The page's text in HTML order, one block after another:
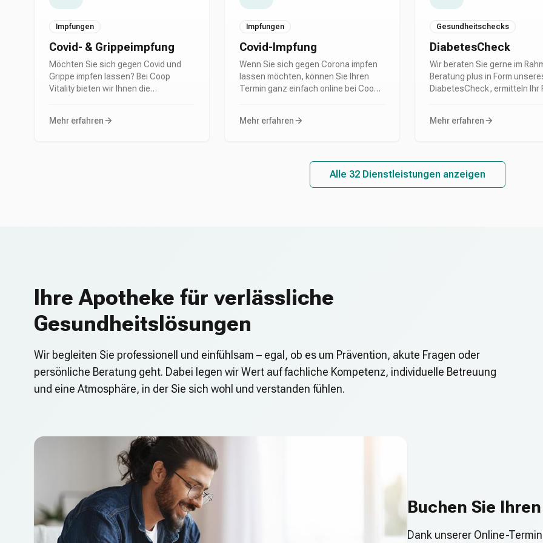
machen den Alltag zur Qual?
Impfungen
Covid- & Grippeimpfung
Möchten Sie sich gegen Covid und
Grippe impfen lassen? Bei Coop
Vitality bieten wir Ihnen die
Vereinbaren Sie jetzt online einen
Mehr erfahren
Impfungen
Covid-Impfung
Wenn Sie sich gegen Corona impfen
lassen möchten, können Sie Ihren
Termin ganz einfach online bei Coop
unserer Apotheke, in dem Sie in
Fachpersonal um die Durchführung
Mehr erfahren
Gesundheitschecks
DiabetesCheck
Wir beraten Sie gerne im
Beratung plus in Form
DiabetesCheck, ermitteln Ihr
Diabetesprävention auf.
Mehr erfahren
Alle 32 Dienstleistungen anzeigen
Ihre Apotheke für verlässliche
Gesundheitslösungen
Wir begleiten Sie professionell und einfühlsam – egal, ob es um Prävention, akute Fragen oder
persönliche Beratung geht. Dabei legen wir Wert auf fachliche Kompetenz, individuelle Betreuung
und eine Atmosphäre, in der Sie sich wohl und verstanden fühlen.
Buchen Sie
Dank unserer Online-